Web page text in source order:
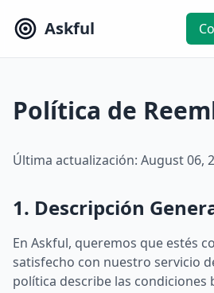
Askful
Política de
Última actualización: August 06,
1. Descripción
En Askful, queremos que estés
satisfecho con nuestro servicio
política describe las condiciones